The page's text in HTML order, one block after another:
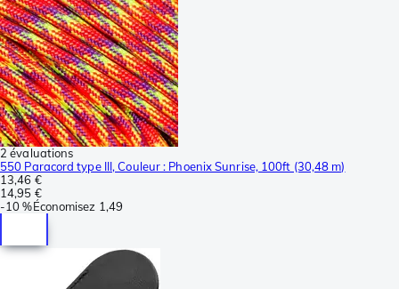
2 évaluations
550 Paracord type III, Couleur : Phoenix Sunrise, 100ft (30,48 m)
13,46 €
14,95 €
-10 %Économisez 1,49